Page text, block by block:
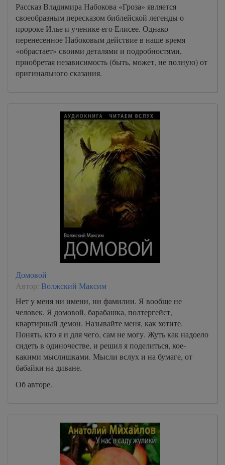
Рассказ Владимира Набокова «Гроза» является
своеобразным пересказом библейской легенды о
пророке Илье и ученике его Елисее. Однако
перенесенное Набоковым действие в наше время
«обрастает» своими деталями и подробностями,
приобретая независимость (быть, может, не полную) от
оригинального сказания.
Домовой
Автор: Волжский Максим
Нет у меня ни имени, ни фамилии. Я вообще не
человек. Я домовой, барабашка, полтергейст,
квартирный демон. Называйте меня, как хотите.
Понять, кто я и для чего, сам не могу. Жуть как надоело
сидеть в одиночестве, и решил я поделиться, кое-
какими мыслишками. Мысли вслух и на бумаге, от
бабайки на диване.
Об авторе.